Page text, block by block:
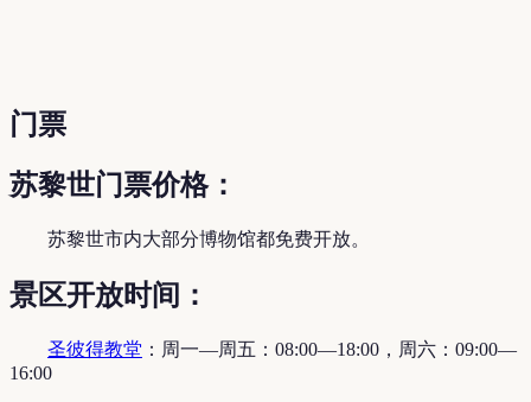
门票
苏黎世门票价格：
苏黎世市内大部分博物馆都免费开放。
景区开放时间：
圣彼得教堂 ：周一—周五：08:00—18:00，周六：09:00—
16:00